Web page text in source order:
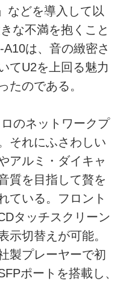
などを導入して以
な不満を抱くこと
は、音の緻密さ
てU2を上回る魅力
たのである。
のネットワークプ
それにふさわしい
アルミ・ダイキャ
質を目指して贅を
ている。フロント
タッチスクリーン
示切替えが可能。
製プレーヤーで初
ポートを搭載し、